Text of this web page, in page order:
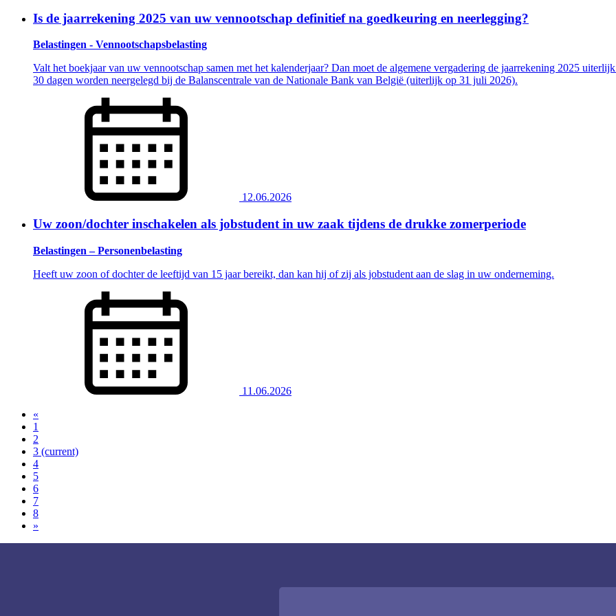
Is de jaarrekening 2025 van uw vennootschap definitief na goedkeuring en neerlegging?
Belastingen - Vennootschapsbelasting
Valt het boekjaar van uw vennootschap samen met het kalenderjaar? Dan moet de algemene vergadering de jaarrekening 2025
30 dagen worden neergelegd bij de Balanscentrale van de Nationale Bank van België (uiterlijk op 31 juli 2026).
12.06.2026
Uw zoon/dochter inschakelen als jobstudent in uw zaak tijdens de drukke zomerperiode
Belastingen – Personenbelasting
Heeft uw zoon of dochter de leeftijd van 15 jaar bereikt, dan kan hij of zij als jobstudent aan de slag in uw onderneming.
11.06.2026
«
1
2
3 (current)
4
5
6
7
8
»